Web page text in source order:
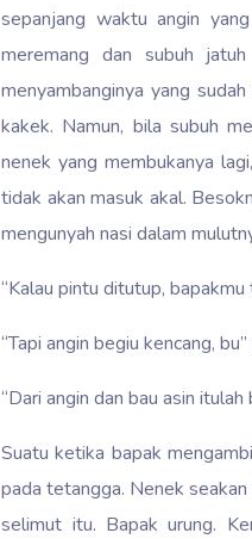
sepanjang waktu angin
meremang dan subuh
menyambanginya yang
kakek. Namun, bila subuh
nenek yang membukanya
tidak akan masuk akal.
mengunyah nasi dalam
“Kalau pintu ditutup,
“Tapi angin begiu kencang,
“Dari angin dan bau asin
Suatu ketika bapak
pada tetangga. Nenek
selimut itu. Bapak urung.